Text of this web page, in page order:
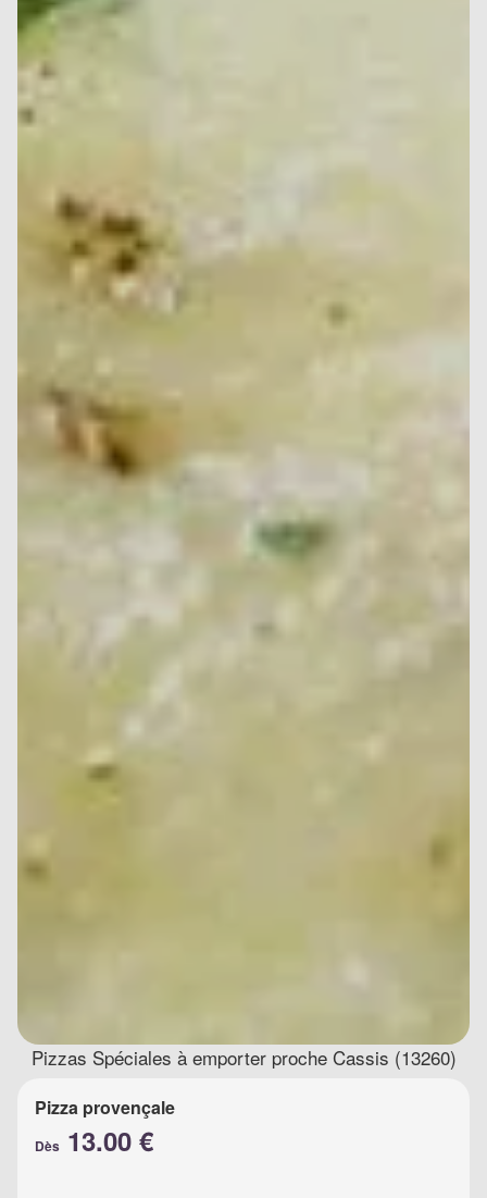
Pizzas Spéciales à emporter proche Cassis (13260)
Pizza provençale
Dès 13.00 €